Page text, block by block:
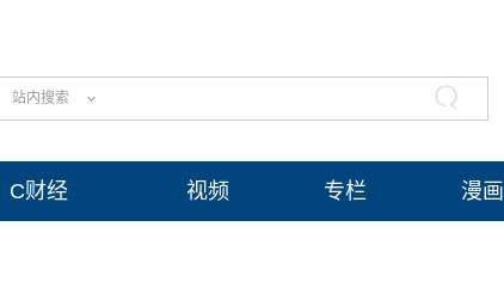
站内搜索
C财经 视频 专栏 漫画